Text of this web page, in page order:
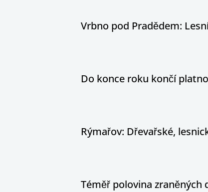
Vrbno pod Pradědem:
Do konce roku končí
Rýmařov: Dřevařské,
Téměř polovina zraněných